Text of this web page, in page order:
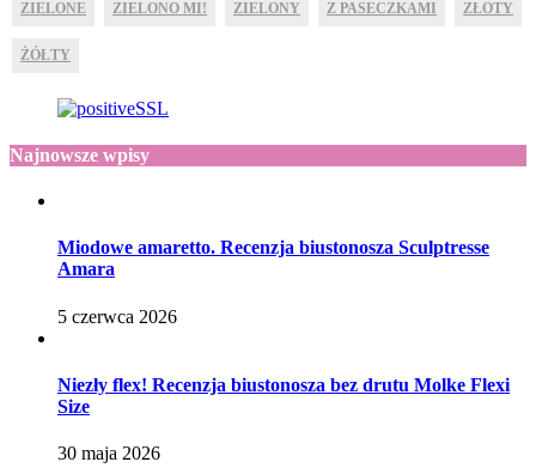
ZIELONE ZIELONO MI! ZIELONY Z PASECZKAMI ZŁOTY
ŻÓŁTY
Najnowsze wpisy
Miodowe amaretto. Recenzja biustonosza Sculptresse
Amara
5 czerwca 2026
Niezły flex! Recenzja biustonosza bez drutu Molke Flexi
Size
30 maja 2026